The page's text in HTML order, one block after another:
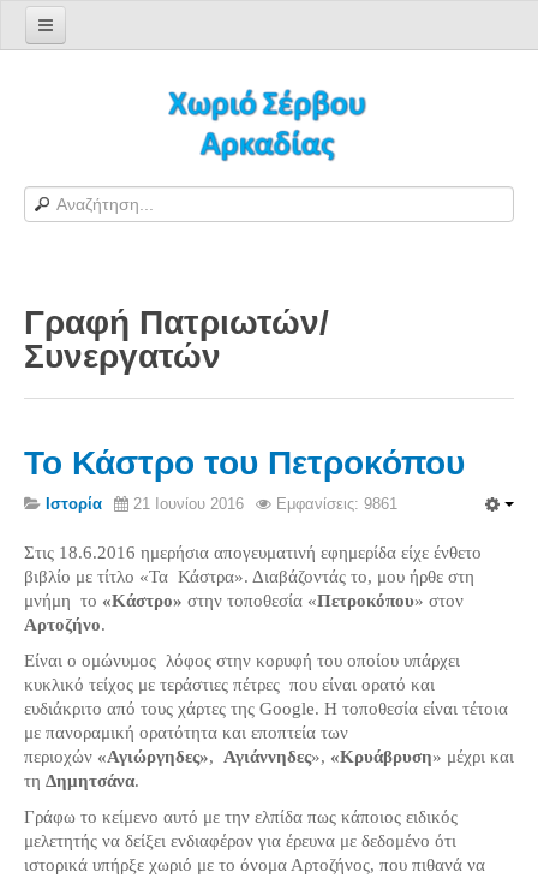
Φόρμα εγγραφής χρήστη
H Ιστοσελίδα μας
Αράπηδες
Αξιοθέατα
Σέρβου και Δήμος Γορτυνίας
Σερβαίοι
Σερβαίοι Συγγραφείς/Λογoτέχνες
Σερβαίοι Καλλιτέχνες
Γραφή Πατριωτών/Συνεργατών
Σερβαίοι Αγωνιστές/Πεσόντες
Σερβαίοι για το Σέρβου
Σύνδεσμος Σερβαίων
Εφημερίδα Αρτοζήνος
Ηλεκτρονική έκδοση Αρτοζήνου
Θέματα και δράσεις Συνδέσμου
Γραφή Πατριωτών/
Συνεργατών
Το Κάστρο του Πετροκόπου
Ιστορία 21 Ιουνίου 2016 Εμφανίσεις: 9861
Στις 18.6.2016 ημερήσια απογευματινή εφημερίδα είχε ένθετο
βιβλίο με τίτλο «Τα Κάστρα». Διαβάζοντάς το, μου ήρθε στη
μνήμη το «Κάστρο» στην τοποθεσία «Πετροκόπου» στον
Αρτοζήνο.
Είναι ο ομώνυμος λόφος στην κορυφή του οποίου υπάρχει
κυκλικό τείχος με τεράστιες πέτρες που είναι ορατό και
ευδιάκριτο από τους χάρτες της Google. Η τοποθεσία είναι τέτοια
με πανοραμική ορατότητα και εποπτεία των
περιοχών «Αγιώργηδες», Αγιάννηδες», «Κρυάβρυση» μέχρι και
τη Δημητσάνα.
Γράφω το κείμενο αυτό με την ελπίδα πως κάποιος ειδικός
μελετητής να δείξει ενδιαφέρον για έρευνα με δεδομένο ότι
ιστορικά υπήρξε χωριό με το όνομα Αρτοζήνος, που πιθανά να